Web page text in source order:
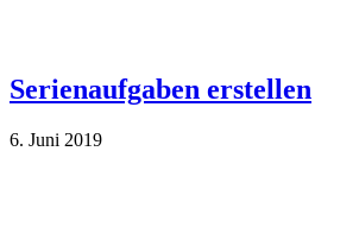
Serienaufgaben erstellen
6. Juni 2019